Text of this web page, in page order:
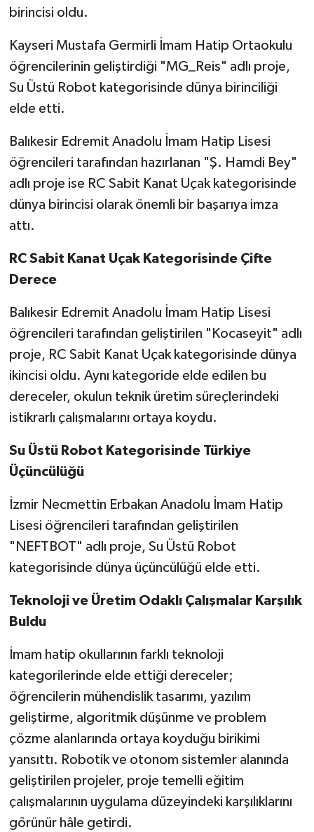
birincisi oldu.
Kayseri Mustafa Germirli İmam Hatip Ortaokulu
öğrencilerinin geliştirdiği "MG_Reis" adlı proje,
Su Üstü Robot kategorisinde dünya birinciliği
elde etti.
Balıkesir Edremit Anadolu İmam Hatip Lisesi
öğrencileri tarafından hazırlanan "Ş. Hamdi Bey"
adlı proje ise RC Sabit Kanat Uçak kategorisinde
dünya birincisi olarak önemli bir başarıya imza
attı.
RC Sabit Kanat Uçak Kategorisinde Çifte
Derece
Balıkesir Edremit Anadolu İmam Hatip Lisesi
öğrencileri tarafından geliştirilen "Kocaseyit" adlı
proje, RC Sabit Kanat Uçak kategorisinde dünya
ikincisi oldu. Aynı kategoride elde edilen bu
dereceler, okulun teknik üretim süreçlerindeki
istikrarlı çalışmalarını ortaya koydu.
Su Üstü Robot Kategorisinde Türkiye
Üçüncülüğü
İzmir Necmettin Erbakan Anadolu İmam Hatip
Lisesi öğrencileri tarafından geliştirilen
"NEFTBOT" adlı proje, Su Üstü Robot
kategorisinde dünya üçüncülüğü elde etti.
Teknoloji ve Üretim Odaklı Çalışmalar Karşılık
Buldu
İmam hatip okullarının farklı teknoloji
kategorilerinde elde ettiği dereceler;
öğrencilerin mühendislik tasarımı, yazılım
geliştirme, algoritmik düşünme ve problem
çözme alanlarında ortaya koyduğu birikimi
yansıttı. Robotik ve otonom sistemler alanında
geliştirilen projeler, proje temelli eğitim
çalışmalarının uygulama düzeyindeki karşılıklarını
görünür hâle getirdi.